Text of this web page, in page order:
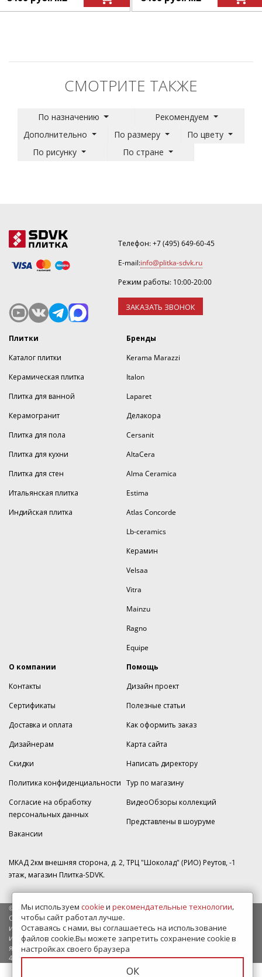
СМОТРИТЕ ТАКЖЕ
По назначению
Рекомендуем
Дополнительно
По размеру
По цвету
По рисунку
По стране
Телефон:+7 (495) 649-60-45
E-mail:info@plitka-sdvk.ru
Режим работы: 10:00-20:00
ЗАКАЗАТЬ ЗВОНОК
Плитки
Каталог плитки
Керамическая плитка
Плитка для ванной
Керамогранит
Плитка для пола
Плитка для кухни
Плитка для стен
Итальянская плитка
Индийская плитка
Бренды
Kerama Marazzi
Italon
Laparet
Делакора
Cersanit
AltaCera
Alma Ceramica
Estima
Atlas Concorde
Lb-ceramics
Керамин
Velsaa
Vitra
Mainzu
Ragno
Equipe
О компании
Контакты
Сертификаты
Доставка и оплата
Дизайнерам
Скидки
Политика конфиденциальности
Согласие на обработку
персональных данных
Вакансии
Помощь
Дизайн проект
Полезные статьи
Как оформить заказ
Карта сайта
Написать директору
Тур по магазину
ВидеоОбзоры коллекций
Представлены в шоуруме
МКАД 2км внешняя сторона, д. 2, ТРЦ "Шоколад" (РИО) Реутов, -1
этаж, магазин Плитка-SDVK.
© 2009—2026 г. Все права защищены
Обращаем Ваше внимание на то, что данный интернет-сайт носит
исключительно информационный характер и ни при каких условиях
информационные материалы и цены, размещенные на сайте, не
являются публичной офертой, определяемой положениями Статьи
437 Гражданского кодекса РФ.
Мы используем cookieи рекомендательные технологии,
чтобы сайт работал лучше.
Оставаясь с нами, вы соглашаетесь на использование
файлов cookie.Вы можете запретить сохранение cookie в
настройках своего браузера
ОК